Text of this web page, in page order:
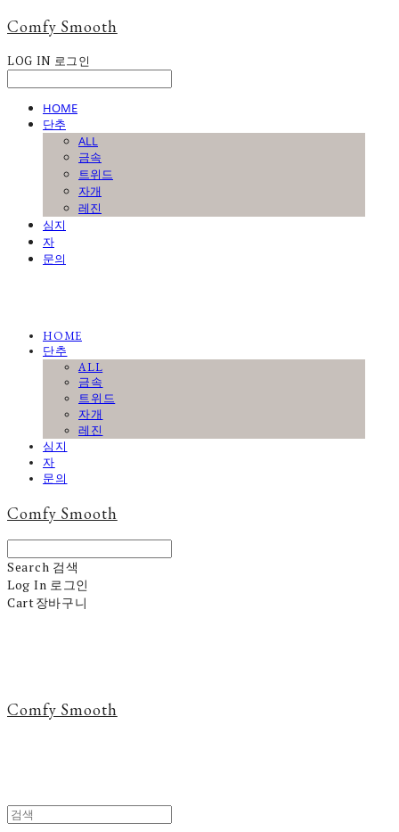
Comfy Smooth
LOG IN 로그인
HOME
단추
ALL
금속
트위드
자개
레진
심지
자
문의
HOME
단추
ALL
금속
트위드
자개
레진
심지
자
문의
Comfy Smooth
Search 검색
Log In 로그인
Cart장바구니
Comfy Smooth